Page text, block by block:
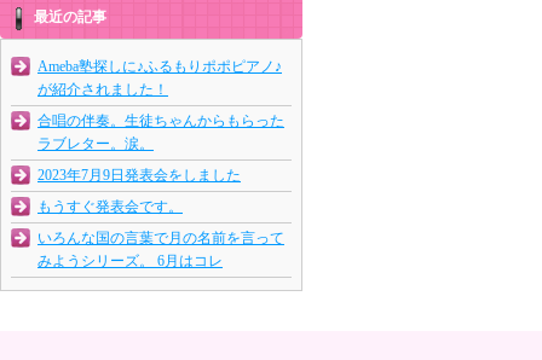
最近の記事
Ameba塾探しに♪ふるもりポポピアノ♪
が紹介されました！
合唱の伴奏。生徒ちゃんからもらった
ラブレター。涙。
2023年7月9日発表会をしました
もうすぐ発表会です。
いろんな国の言葉で月の名前を言って
みようシリーズ。 6月はコレ